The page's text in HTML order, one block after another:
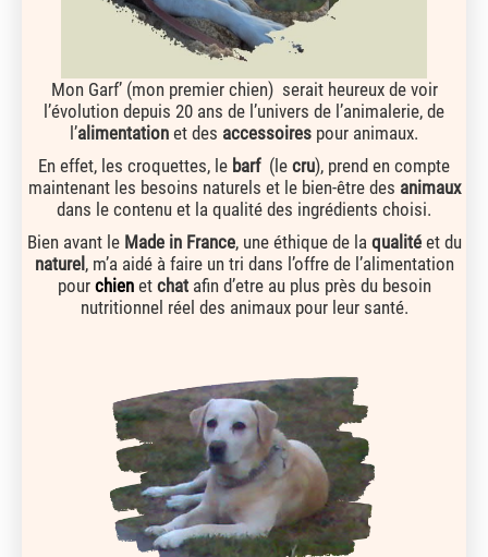
Mon Garf’ (mon premier chien) serait heureux de voir
l’évolution depuis 20 ans de l’univers de l’animalerie, de
l’alimentation et des accessoires pour animaux.
En effet, les croquettes, le barf (le cru), prend en compte
maintenant les besoins naturels et le bien-être des animaux
dans le contenu et la qualité des ingrédients choisi.
Bien avant le Made in France, une éthique de la qualitéet du
naturel , m’a aidé à faire un tri dans l’offre de l’alimentation
pour chienet chatafin d’etre au plus près du besoin
nutritionnel réel des animaux pour leur santé.